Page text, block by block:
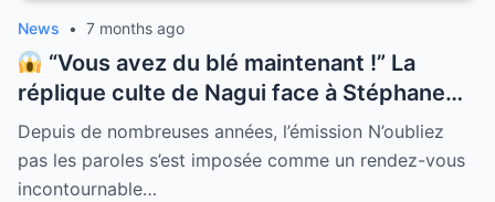
est bouleversante.
News • 7 months ago
“Vous avez du blé maintenant !” La
réplique culte de Nagui face à Stéphane
fait le tour du web ! Quand l’un des plus
grands Maestros de l’histoire révèle enfin
ce qu’il compte faire de ses gains
Depuis de nombreuses années, l’émission N’oubliez
pas les paroles s’est imposée comme un rendez-vous
incontournable…